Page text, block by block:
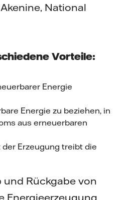
National
Vorteile:
Energie
Energie zu beziehen, in
aus erneuerbaren
Erzeugung treibt die
und Rückgabe von
Energieerzeugung